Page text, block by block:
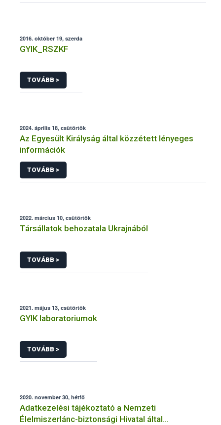
2016. október 19, szerda
GYIK_RSZKF
TOVÁBB >
2024. április 18, csütörtök
Az Egyesült Királyság által közzétett lényeges
információk
TOVÁBB >
2022. március 10, csütörtök
Társállatok behozatala Ukrajnából
TOVÁBB >
2021. május 13, csütörtök
GYIK laboratoriumok
TOVÁBB >
2020. november 30, hétfő
Adatkezelési tájékoztató a Nemzeti
Élelmiszerlánc-biztonsági Hivatal által